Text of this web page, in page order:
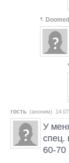
гость (аноним)
У
спец.
60-70